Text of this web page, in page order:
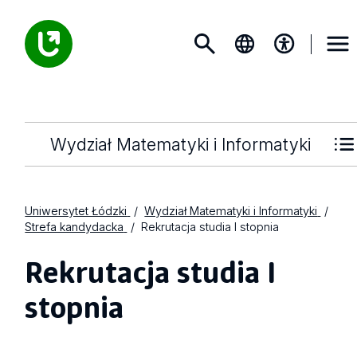
Wydział Matematyki i Informatyki
Uniwersytet Łódzki
Wydział Matematyki i Informatyki
Strefa kandydacka
Rekrutacja studia I stopnia
Rekrutacja studia I
stopnia